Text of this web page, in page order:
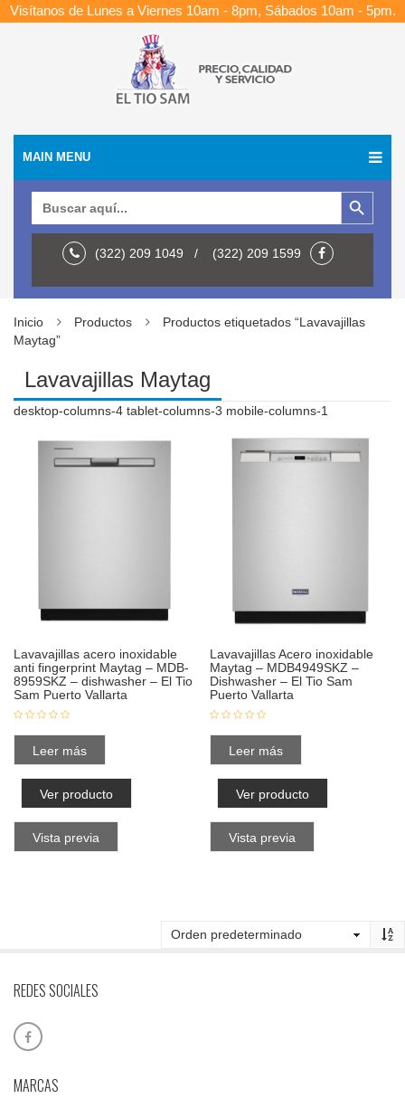
Visítanos de Lunes a Viernes 10am - 8pm, Sábados 10am - 5pm.
MAIN MENU
Botón de búsqueda
(322) 209 1049 / (322) 209 1599
Inicio Productos
Productos etiquetados “Lavavajillas
Maytag”
Lavavajillas Maytag
desktop-columns-4 tablet-columns-3 mobile-columns-1
Lavavajillas acero inoxidable
anti fingerprint Maytag – MDB-
8959SKZ – dishwasher – El Tio
Sam Puerto Vallarta
Leer más
Ver producto
Vista previa
Lavavajillas Acero inoxidable
Maytag – MDB4949SKZ –
Dishwasher – El Tio Sam
Puerto Vallarta
Leer más
Ver producto
Vista previa
REDES SOCIALES
MARCAS